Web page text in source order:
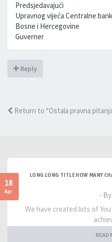
Predsjedavajući
Upravnog vijeća Centralne
Bosne i Hercegovine
Guverner
Reply
Return to “Ostala pravna
18
Apr
LONG LONG TITLE HOW MANY
- By
We have created lots of
READ